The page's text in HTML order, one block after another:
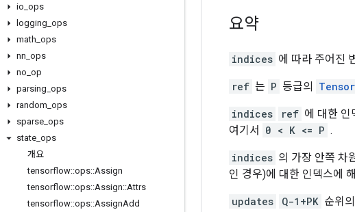
io ops
logging ops
math ops
nn ops
no op
parsing ops
random ops
sparse ops
state ops
개요
tensorflow::ops::Assign
tensorflow::ops::Assign::Attrs
tensorflow::ops::AssignAdd
요약
indices 에 따라 주어진
ref 는 P 등급의 Tensor
indices ref 에 대한 인
여기서
0 < K <= P .
indices 의 가장 안쪽 차
인 경우)에 대한 인덱스에
updates Q-1+PK 순위의